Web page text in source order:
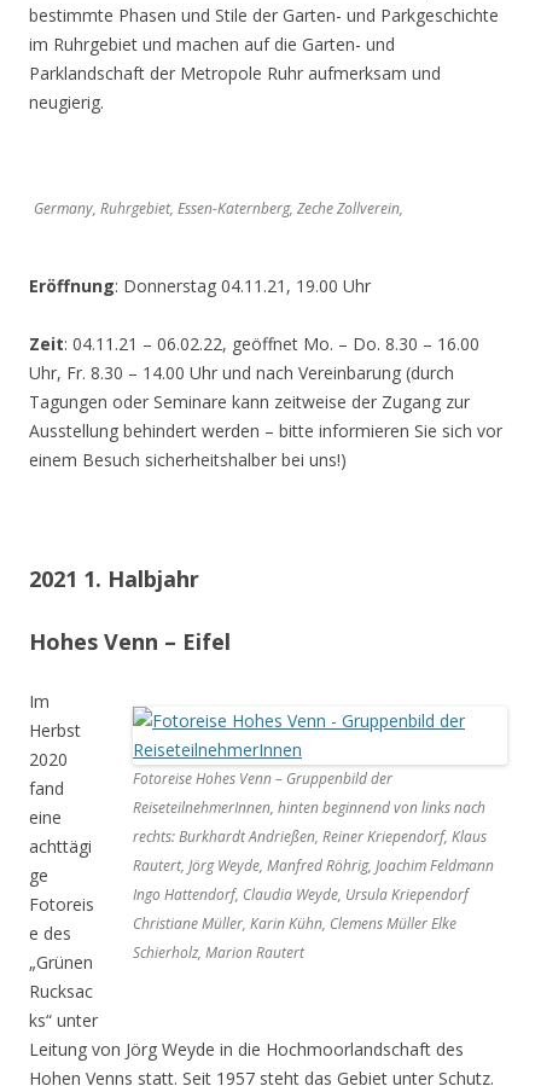
bestimmte Phasen und Stile der Garten- und Parkgeschichte
im Ruhrgebiet und machen auf die Garten- und
Parklandschaft der Metropole Ruhr aufmerksam und
neugierig.
Germany, Ruhrgebiet, Essen-Katernberg, Zeche Zollverein,
Eröffnung: Donnerstag 04.11.21, 19.00 Uhr
Zeit: 04.11.21 – 06.02.22, geöffnet Mo. – Do. 8.30 – 16.00
Uhr, Fr. 8.30 – 14.00 Uhr und nach Vereinbarung (durch
Tagungen oder Seminare kann zeitweise der Zugang zur
Ausstellung behindert werden – bitte informieren Sie sich vor
einem Besuch sicherheitshalber bei uns!)
2021 1. Halbjahr
Hohes Venn – Eifel
Fotoreise Hohes Venn – Gruppenbild der
ReiseteilnehmerInnen, hinten beginnend von links nach
rechts: Burkhardt Andrießen, Reiner Kriependorf, Klaus
Rautert, Jörg Weyde, Manfred Röhrig, Joachim Feldmann
Ingo Hattendorf, Claudia Weyde, Ursula Kriependorf
Christiane Müller, Karin Kühn, Clemens Müller Elke
Schierholz, Marion Rautert
Im
Herbst
2020
fand
eine
achttägi
ge
Fotoreis
e des
„Grünen
Rucksac
ks“ unter
Leitung von Jörg Weyde in die Hochmoorlandschaft des
Hohen Venns statt. Seit 1957 steht das Gebiet unter Schutz.